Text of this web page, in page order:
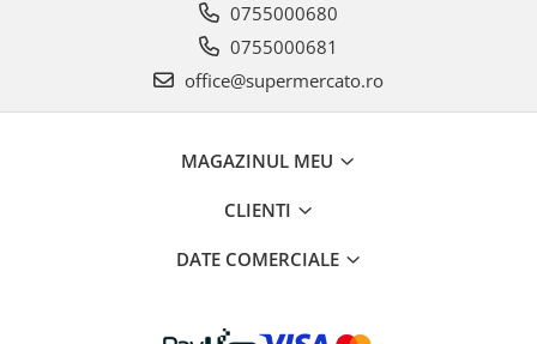
0755000680
0755000681
office@supermercato.ro
MAGAZINUL MEU
CLIENTI
DATE COMERCIALE